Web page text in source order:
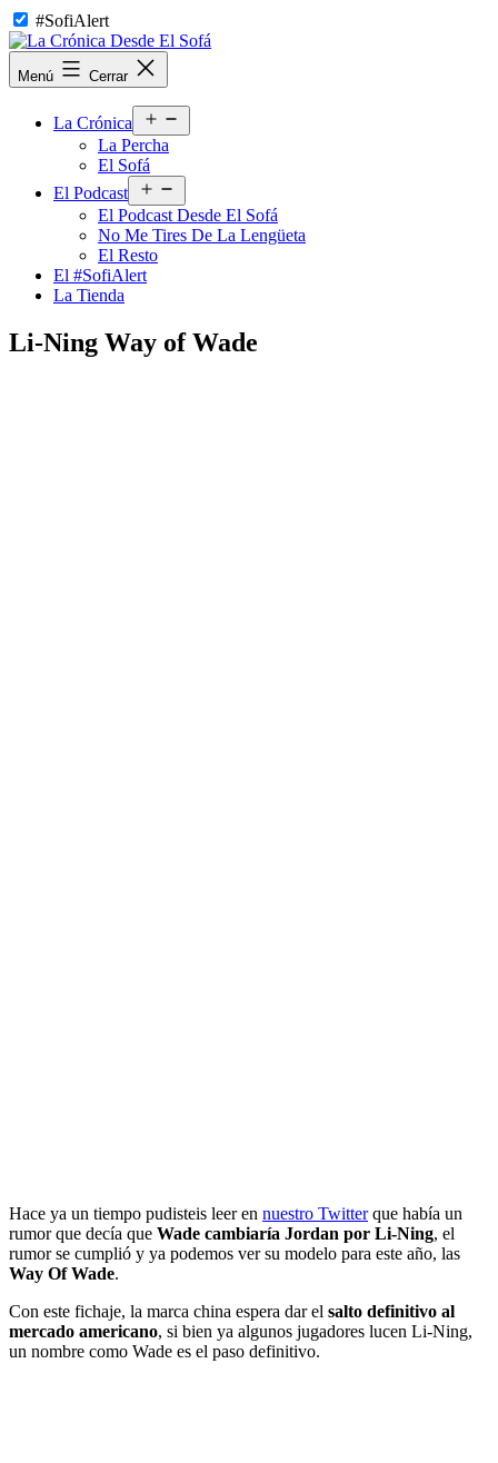
Saltar
al
contenido
#SofiAlert
La
Crónica
Menú Cerrar
La Crónica
el
La Percha
El Sofá
El Podcast
el
menú
El Podcast Desde El Sofá
No Me Tires De La Lengüeta
El Resto
El #SofiAlert
La Tienda
Li-Ning Way of Wade
Hace ya un tiempo pudisteis leer en nuestro Twitterque había un
rumor que decía que Wade cambiaría Jordan por Li-Ning, el
rumor se cumplió y ya podemos ver su modelo para este año, las
Way Of Wade.
Con este fichaje, la marca china espera dar el salto definitivo al
mercado americano, si bien ya algunos jugadores lucen Li-Ning,
un nombre como Wade es el paso definitivo.